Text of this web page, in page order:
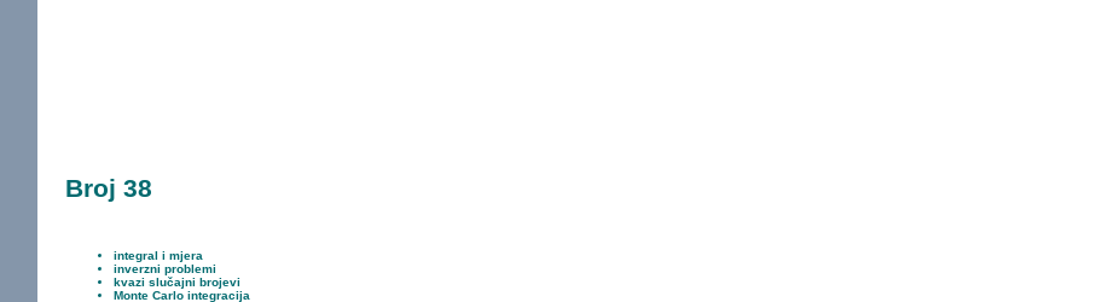
Broj 38
integral i mjera
inverzni problemi
kvazi slučajni brojevi
Monte Carlo integracija